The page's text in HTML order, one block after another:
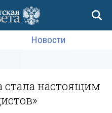
Новости
стала настоящим